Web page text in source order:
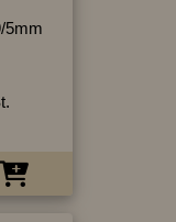
5mm